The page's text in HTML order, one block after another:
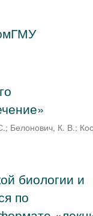
; Белонович, К. В.;
биологии и
по